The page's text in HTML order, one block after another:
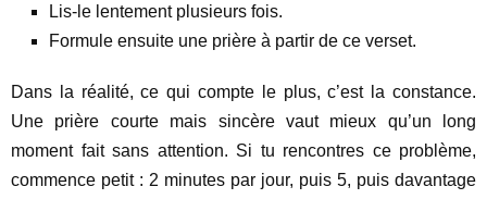
Lis-le lentement plusieurs fois.
Formule ensuite une prière à partir de ce verset.
Dans la réalité, ce qui compte le plus, c’est la constance.
Une prière courte mais sincère vaut mieux qu’un long
moment fait sans attention. Si tu rencontres ce problème,
commence petit : 2 minutes par jour, puis 5, puis davantage